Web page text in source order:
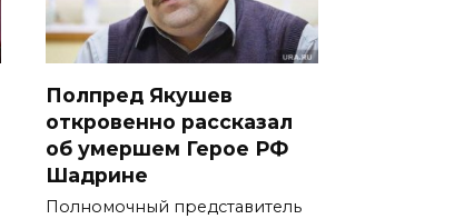
Полпред Якушев
откровенно рассказал
об умершем Герое РФ
Шадрине
Полномочный представитель